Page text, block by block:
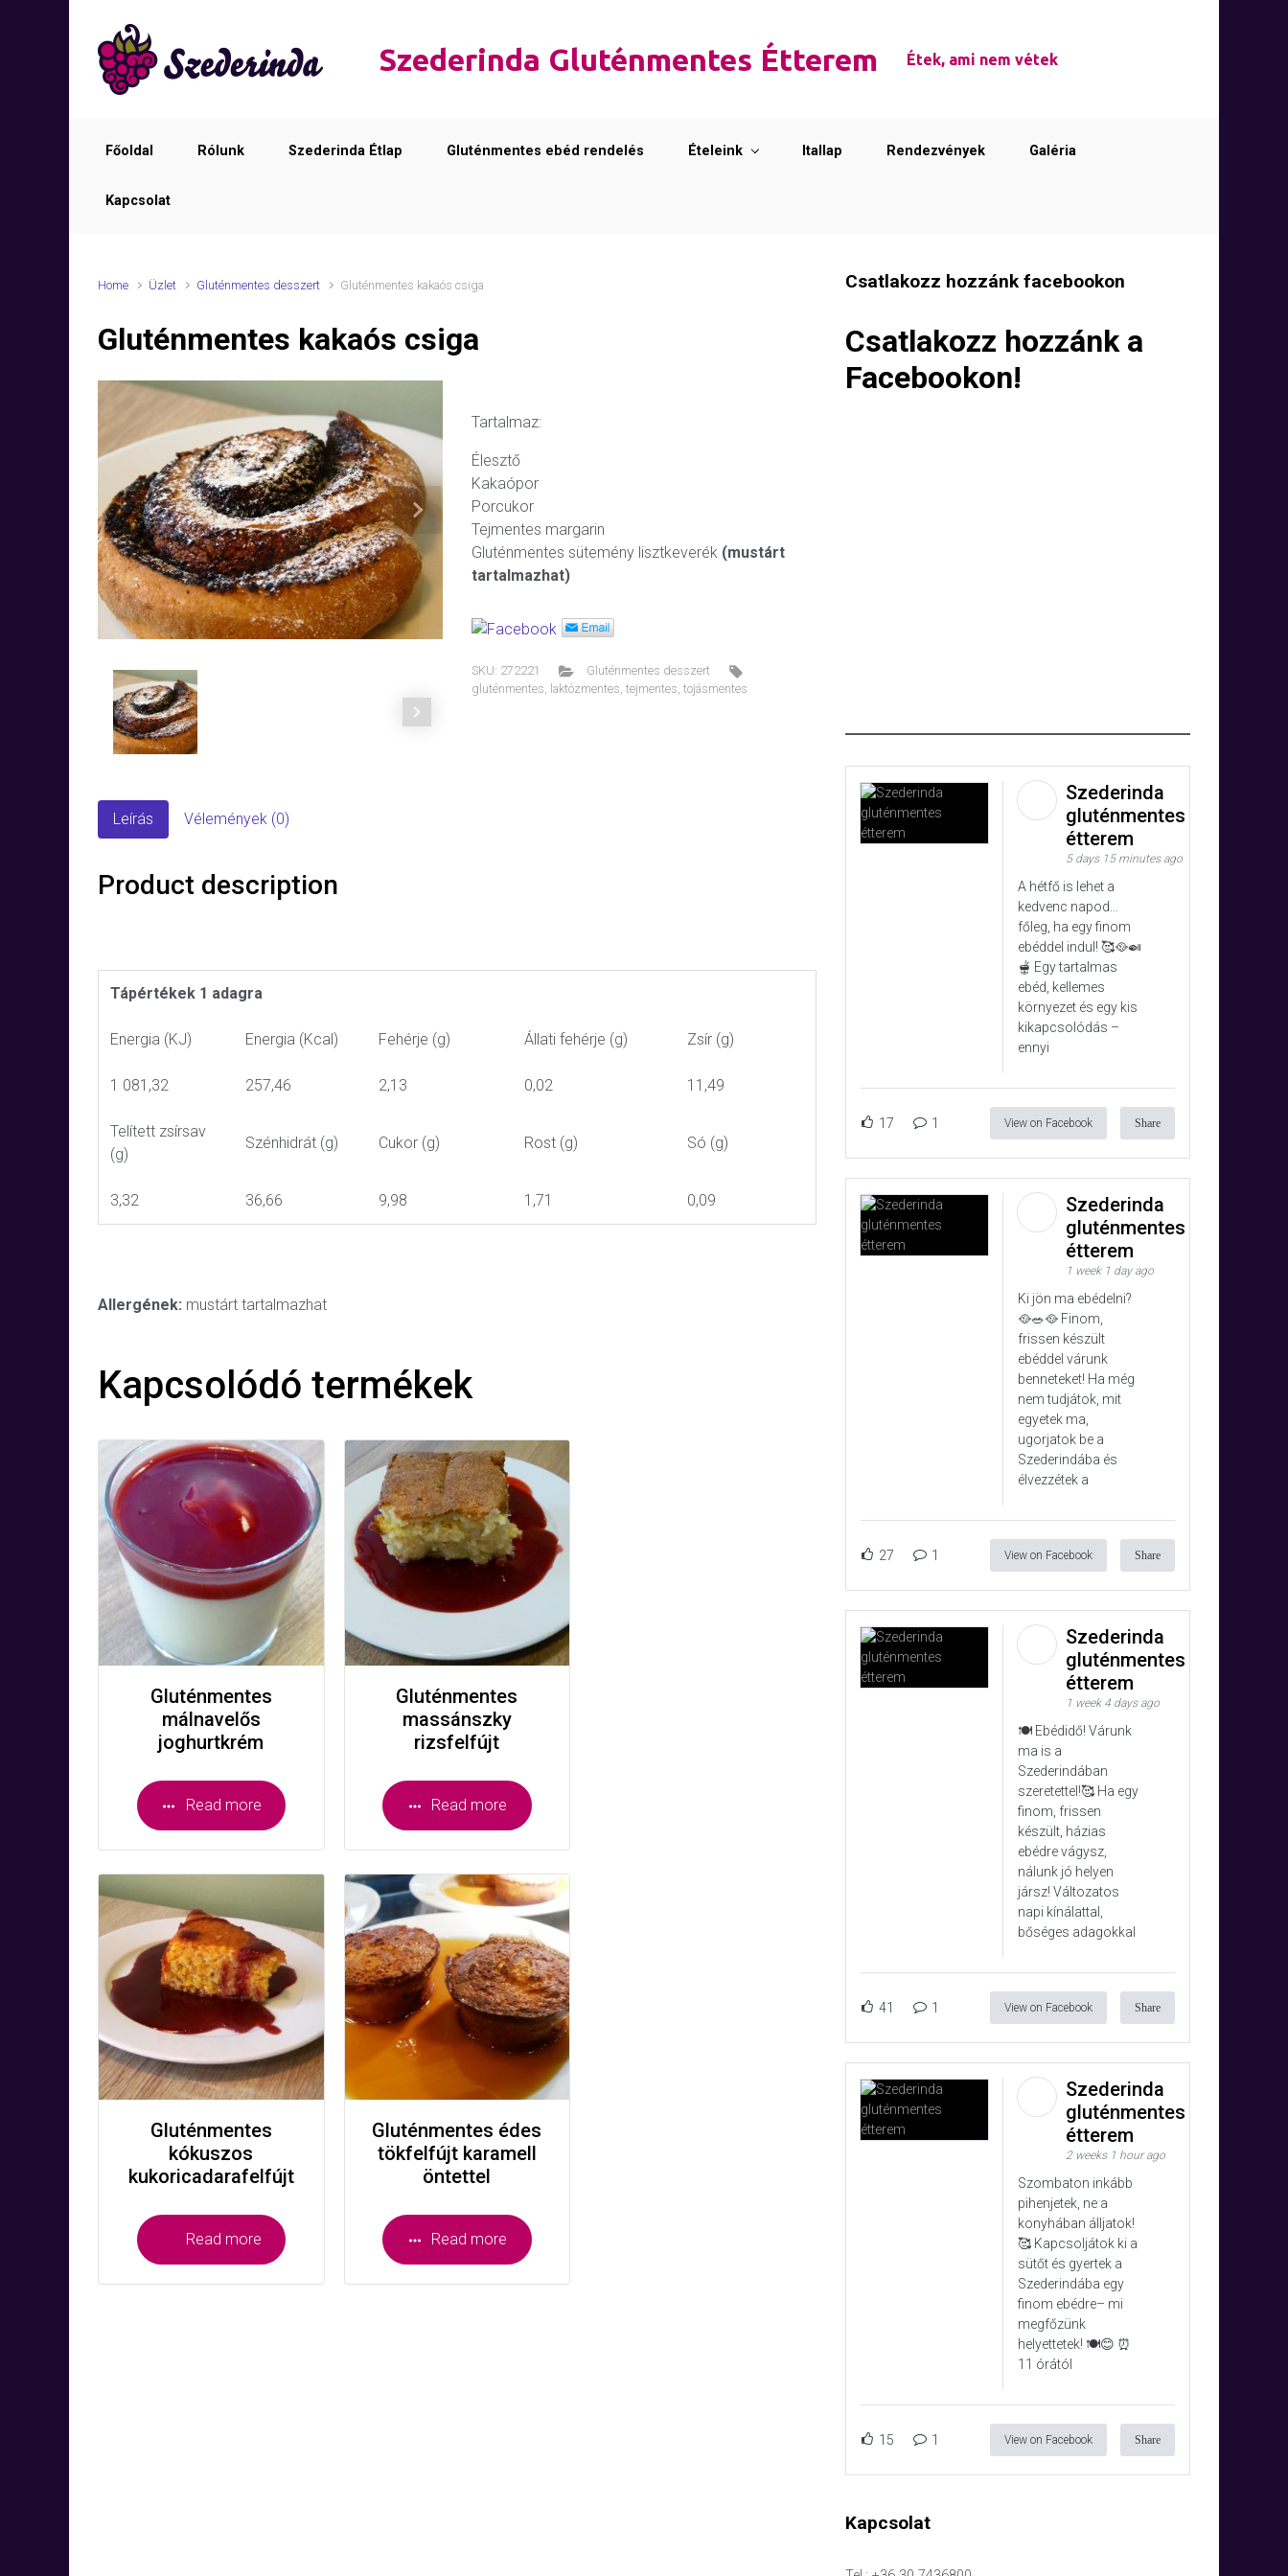
Szederinda Gluténmentes Étterem Étek, ami nem vétek
Főoldal Rólunk Szederinda Étlap Gluténmentes ebéd rendelés Ételeink Itallap Rendezvények Galéria
Kapcsolat
Home Üzlet Gluténmentes desszert Gluténmentes kakaós csiga
Gluténmentes kakaós csiga
Next
Tartalmaz:
Élesztő
Kakaópor
Porcukor
Tejmentes margarin
Gluténmentes sütemény lisztkeverék (mustárt
tartalmazhat)
SKU: 272221
Gluténmentes desszert
gluténmentes, laktózmentes, tejmentes, tojásmentes
Leírás Vélemények (0)
Product description
Tápértékek 1 adagra
Energia (KJ) Energia (Kcal) Fehérje (g) Állati fehérje (g) Zsír (g)
1 081,32 257,46 2,13 0,02 11,49
Telített zsírsav
(g)
Szénhidrát (g) Cukor (g) Rost (g) Só (g)
3,32 36,66 9,98 1,71 0,09
Allergének: mustárt tartalmazhat
Kapcsolódó termékek
Gluténmentes
málnavelős
joghurtkrém
Read more
Gluténmentes
kókuszos
kukoricadarafelfújt
Read more
Gluténmentes
massánszky
rizsfelfújt
Read more
Gluténmentes édes
tökfelfújt karamell
öntettel
Read more
Csatlakozz hozzánk facebookon
Csatlakozz hozzánk a
Facebookon!
Szederinda
gluténmentes
étterem
5 days 15 minutes ago
A hétfő is lehet a
kedvenc napod…
főleg, ha egy finom
ebéddel indul! 🥰🥘🍛
🫕 Egy tartalmas
ebéd, kellemes
környezet és egy kis
kikapcsolódás –
ennyi
17 1 View on Facebook Share
Szederinda
gluténmentes
étterem
1 week 1 day ago
Ki jön ma ebédelni?
🥘🥗🥘 Finom,
frissen készült
ebéddel várunk
benneteket! Ha még
nem tudjátok, mit
egyetek ma,
ugorjatok be a
Szederindába és
élvezzétek a
27 1 View on Facebook Share
Szederinda
gluténmentes
étterem
1 week 4 days ago
🍽️ Ebédidő! Várunk
ma is a
Szederindában
szeretettel!🥰 Ha egy
finom, frissen
készült, házias
ebédre vágysz,
nálunk jó helyen
jársz! Változatos
napi kínálattal,
bőséges adagokkal
41 1 View on Facebook Share
Szederinda
gluténmentes
étterem
2 weeks 1 hour ago
Szombaton inkább
pihenjetek, ne a
konyhában álljatok!
🥰 Kapcsoljátok ki a
sütőt és gyertek a
Szederindába egy
finom ebédre– mi
megfőzünk
helyettetek! 🍽️😊 ⏰
11 órától
15 1 View on Facebook Share
Kapcsolat